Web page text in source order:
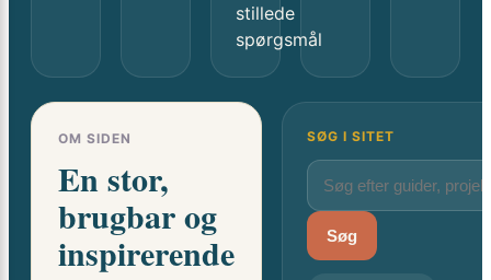
stillede
spørgsmål
OM SIDEN
En stor,
brugbar og
inspirerende
SØG I SITET
Søg